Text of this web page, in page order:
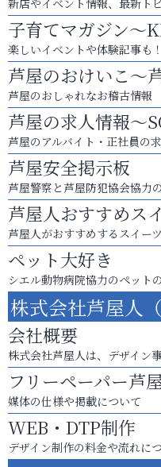
新店やイベント情報、最新ト
子育てマガジン～
楽しいイベントや体験記事も！
芦屋のおけいこ～
芦屋のおしゃれなお稽古情報
芦屋の求人情報～
芦屋のアルバイト・正社員の
芦屋安全掲示板
芦屋警察と芦屋防犯協会協力
芦屋人おすすめス
芦屋人がおすすめするスイー
ペット大好き
シエル動物病院協力のペット
株式会社芦屋人
会社概要
株式会社芦屋人は、デザイン
フリーペーパー芦
媒体の仕様や掲載について
WEB・DTP制作
デザイン制作の料金や流れに